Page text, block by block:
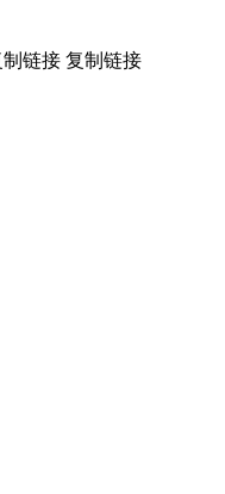
制链接 复制链接